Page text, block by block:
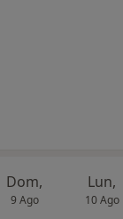
Dom,
9 Ago
Lun,
10 Ago